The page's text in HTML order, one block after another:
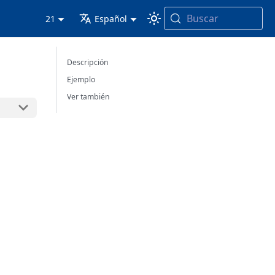
21 Español Buscar
Descripción
Ejemplo
Ver también